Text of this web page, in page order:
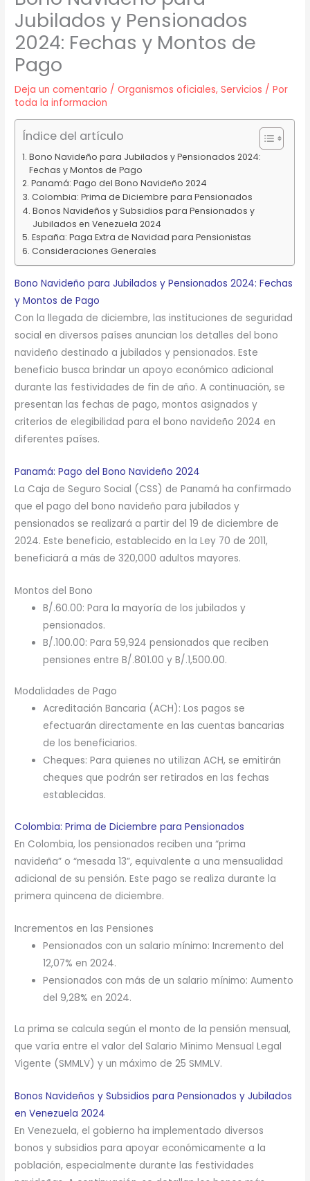
Jubilados y Pensionados
2024: Fechas y Montos de
Pago
Deja un comentario /Organismos oficiales,Servicios / Por
toda la informacion
Índice del artículo
Bono Navideño para Jubilados y Pensionados 2024:
Fechas y Montos de Pago
Panamá: Pago del Bono Navideño 2024
Colombia: Prima de Diciembre para Pensionados
Bonos Navideños y Subsidios para Pensionados y
Jubilados en Venezuela 2024
España: Paga Extra de Navidad para Pensionistas
Consideraciones Generales
Bono Navideño para Jubilados y Pensionados 2024: Fechas
y Montos de Pago
Con la llegada de diciembre, las instituciones de seguridad
social en diversos países anuncian los detalles del bono
navideño destinado a jubilados y pensionados. Este
beneficio busca brindar un apoyo económico adicional
durante las festividades de fin de año. A continuación, se
presentan las fechas de pago, montos asignados y
criterios de elegibilidad para el bono navideño 2024 en
diferentes países.
Panamá: Pago del Bono Navideño 2024
La Caja de Seguro Social (CSS) de Panamá ha confirmado
que el pago del bono navideño para jubilados y
pensionados se realizará a partir del 19 de diciembre de
2024. Este beneficio, establecido en la Ley 70 de 2011,
beneficiará a más de 320,000 adultos mayores.
Montos del Bono
B/.60.00: Para la mayoría de los jubilados y
pensionados.
B/.100.00: Para 59,924 pensionados que reciben
pensiones entre B/.801.00 y B/.1,500.00.
Modalidades de Pago
Acreditación Bancaria (ACH): Los pagos se
efectuarán directamente en las cuentas bancarias
de los beneficiarios.
Cheques: Para quienes no utilizan ACH, se emitirán
cheques que podrán ser retirados en las fechas
establecidas.
Colombia: Prima de Diciembre para Pensionados
En Colombia, los pensionados reciben una “prima
navideña” o “mesada 13”, equivalente a una mensualidad
adicional de su pensión. Este pago se realiza durante la
primera quincena de diciembre.
Incrementos en las Pensiones
Pensionados con un salario mínimo: Incremento del
12,07% en 2024.
Pensionados con más de un salario mínimo: Aumento
del 9,28% en 2024.
La prima se calcula según el monto de la pensión mensual,
que varía entre el valor del Salario Mínimo Mensual Legal
Vigente (SMMLV) y un máximo de 25 SMMLV.
Bonos Navideños y Subsidios para Pensionados y Jubilados
en Venezuela 2024
En Venezuela, el gobierno ha implementado diversos
bonos y subsidios para apoyar económicamente a la
población, especialmente durante las festividades